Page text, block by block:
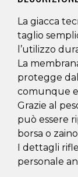
La giacca
taglio
l’utilizzo
La
protegge
comunque
Grazie al
può essere
borsa o
I dettagli
personale